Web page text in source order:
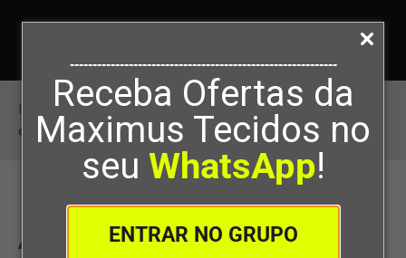
-----------------------------------------------------------
Receba Ofertas da
Maximus Tecidos no
seu WhatsApp!
ENTRAR NO GRUPO
Início>Aprenda como desenhar um cabelo
chanel para croqui de moda
Aprenda como desenhar